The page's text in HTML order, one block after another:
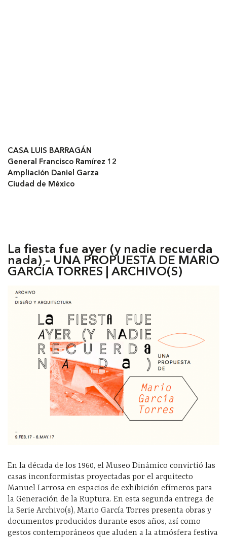
CASA LUIS BARRAGÁN
General Francisco Ramírez 12
Ampliación Daniel Garza
Ciudad de México
La fiesta fue ayer (y nadie recuerda
nada) – UNA PROPUESTA DE MARIO
GARCÍA TORRES | ARCHIVO(S)
En la década de los 1960, el Museo Dinámico convirtió las
casas inconformistas proyectadas por el arquitecto
Manuel Larrosa en espacios de exhibición efímeros para
la Generación de la Ruptura. En esta segunda entrega de
la Serie Archivo(s), Mario García Torres presenta obras y
documentos producidos durante esos años, así como
gestos contemporáneos que aluden a la atmósfera festiva